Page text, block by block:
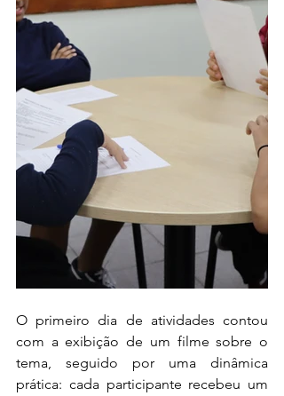
O primeiro dia de atividades contou
com a exibição de um filme sobre o
tema, seguido por uma dinâmica
prática: cada participante recebeu um